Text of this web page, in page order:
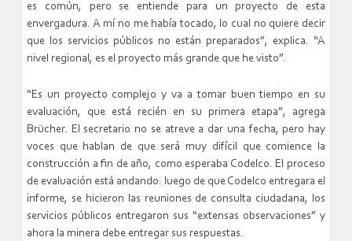
es común, pero se entiende para un proyecto de esta
envergadura. A mí no me había tocado, lo cual no quiere decir
que los servicios públicos no están preparados”, explica. “A
nivel regional, es el proyecto más grande que he visto”.
“Es un proyecto complejo y va a tomar buen tiempo en su
evaluación, que está recién en su primera etapa”, agrega
Brücher. El secretario no se atreve a dar una fecha, pero hay
voces que hablan de que será muy difícil que comience la
construcción a fin de año, como esperaba Codelco. El proceso
de evaluación está andando: luego de que Codelco entregara el
informe, se hicieron las reuniones de consulta ciudadana, los
servicios públicos entregaron sus “extensas observaciones” y
ahora la minera debe entregar sus respuestas.